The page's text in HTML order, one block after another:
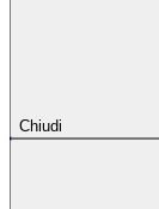
Chiudi